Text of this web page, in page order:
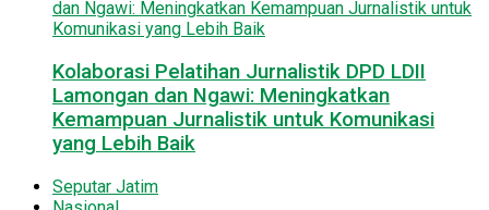
Kolaborasi Pelatihan Jurnalistik DPD LDII
Lamongan dan Ngawi: Meningkatkan
Kemampuan Jurnalistik untuk Komunikasi
yang Lebih Baik
Seputar Jatim